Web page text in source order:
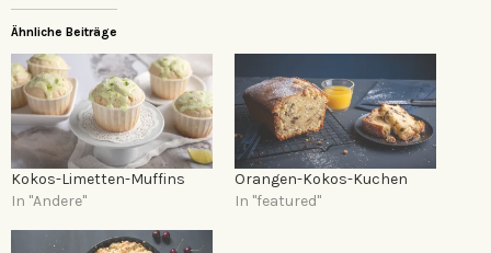
Ähnliche Beiträge
Kokos-Limetten-Muffins
In "Andere"
Orangen-Kokos-Kuchen
In "featured"